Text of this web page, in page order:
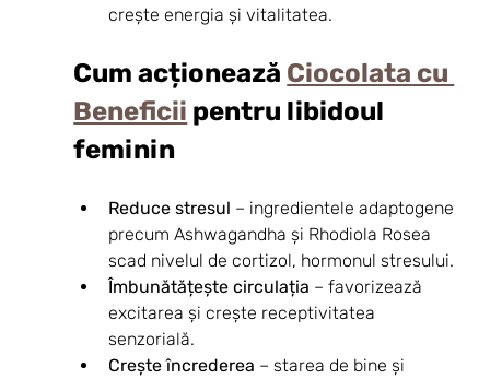
crește energia și vitalitatea.
Cum acționează Ciocolata cu
Beneficii pentru libidoul
feminin
Reduce stresul – ingredientele adaptogene
precum Ashwagandha și Rhodiola Rosea
scad nivelul de cortizol, hormonul stresului.
Îmbunătățește circulația – favorizează
excitarea și crește receptivitatea
senzorială.
Crește încrederea – starea de bine și